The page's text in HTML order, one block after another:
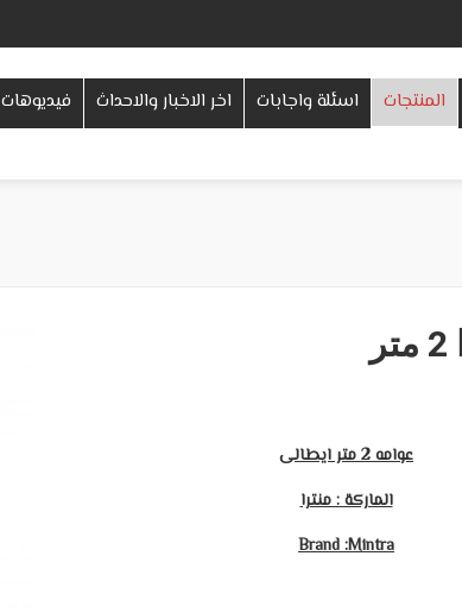
المنتجات اسئلة واجابات اخر الاخبار والاحداث فيديوهات
عوامه 2 متر ايطالى
الماركة : منترا
Brand :Mintra